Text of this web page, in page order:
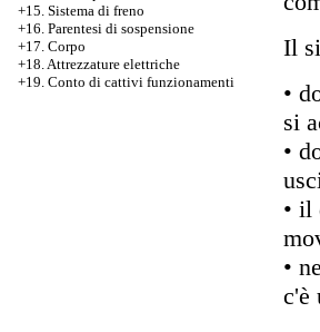
+15. Sistema di freno
+16. Parentesi di sospensione
+17. Corpo
+18. Attrezzature elettriche
+19. Conto di cattivi funzionamenti
Il
•
si
•
• il
•
c'è